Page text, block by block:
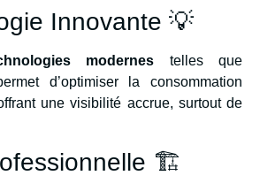
Innovante 💡
modernes telles que
d’optimiser la consommation
une visibilité accrue, surtout de
🏗️